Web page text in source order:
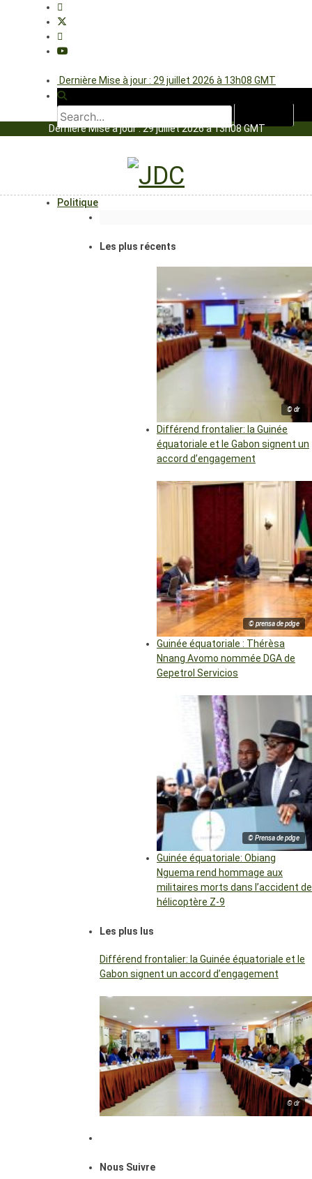
Dernière Mise à jour : 29 juillet 2026 à 13h08 GMT
Dernière Mise à jour : 29 juillet 2026 à 13h08 GMT
Politique
Les plus récents
© dr
Différend frontalier: la Guinée
équatoriale et le Gabon signent un
accord d’engagement
© prensa de pdge
Guinée équatoriale : Thérèsa
Nnang Avomo nommée DGA de
Gepetrol Servicios
© Prensa de pdge
Guinée équatoriale: Obiang
Nguema rend hommage aux
militaires morts dans l’accident de
hélicoptère Z-9
Les plus lus
Différend frontalier: la Guinée équatoriale et le
Gabon signent un accord d’engagement
© dr
Nous Suivre